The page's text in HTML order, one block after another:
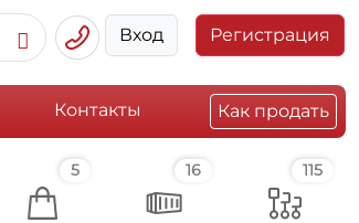
Вход Регистрация
Контакты Как продать
5 16 115